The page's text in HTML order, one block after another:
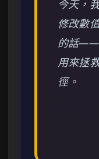
今天，
修改數
的話——
用來拯
徑。